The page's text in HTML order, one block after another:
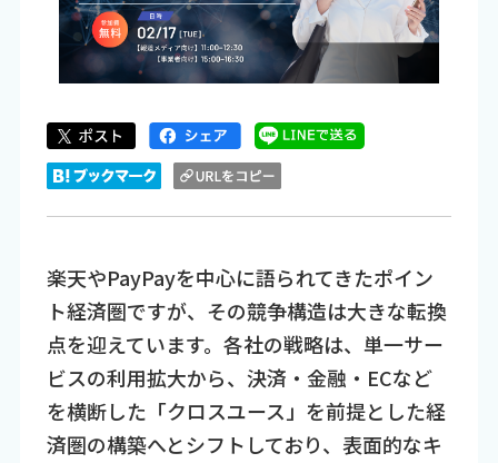
楽天やPayPayを中心に語られてきたポイン
ト経済圏ですが、その競争構造は大きな転換
点を迎えています。各社の戦略は、単一サー
ビスの利用拡大から、決済・金融・ECなど
を横断した「クロスユース」を前提とした経
済圏の構築へとシフトしており、表面的なキ